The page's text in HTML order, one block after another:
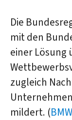
Die
mit den
einer Lösung
zugleich
mildert. (